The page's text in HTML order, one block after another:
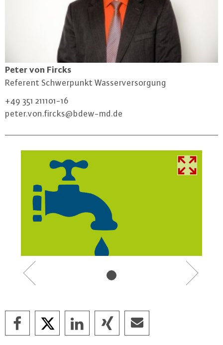
Peter von Fircks
Referent Schwer­punkt Was­ser­ver­sor­gung
+49 351 211101-16
peter.​von.​fircks@​bdew-​md.​de
Next